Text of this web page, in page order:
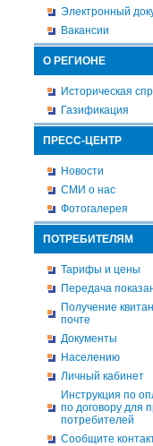
Электронный
Вакансии
О РЕГИОНЕ
Историческая
Газификация
ПРЕСС-ЦЕНТР
Новости
СМИ о нас
Фотогалерея
ПОТРЕБИТЕЛЯМ
Тарифы и цены
Передача
Получение
почте
Документы
Населению
Личный кабинет
Инструкция по
по договору для
потребителей
Сообщите